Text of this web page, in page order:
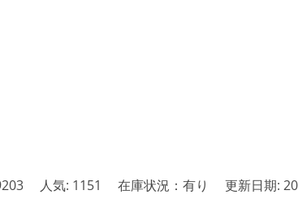
人気: 1151 在庫状況：有り 更新日期: